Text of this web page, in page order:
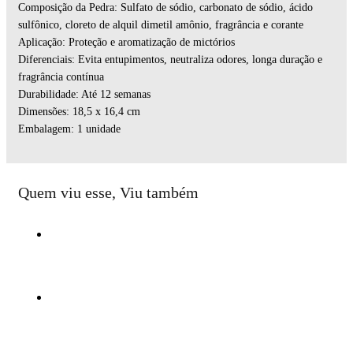
Composição da Pedra: Sulfato de sódio, carbonato de sódio, ácido
sulfônico, cloreto de alquil dimetil amônio, fragrância e corante
Aplicação: Proteção e aromatização de mictórios
Diferenciais: Evita entupimentos, neutraliza odores, longa duração e
fragrância contínua
Durabilidade: Até 12 semanas
Dimensões: 18,5 x 16,4 cm
Embalagem: 1 unidade
Quem viu esse, Viu também